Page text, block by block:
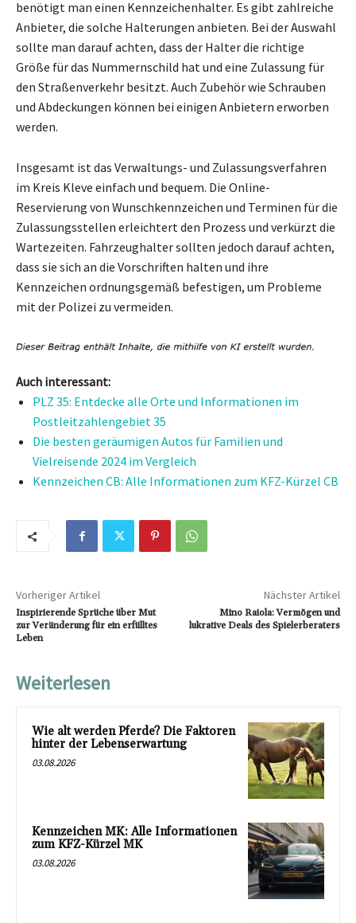
benötigt man einen Kennzeichenhalter. Es gibt zahlreiche
Anbieter, die solche Halterungen anbieten. Bei der Auswahl
sollte man darauf achten, dass der Halter die richtige
Größe für das Nummernschild hat und eine Zulassung für
den Straßenverkehr besitzt. Auch Zubehör wie Schrauben
und Abdeckungen können bei einigen Anbietern erworben
werden.
Insgesamt ist das Verwaltungs- und Zulassungsverfahren
im Kreis Kleve einfach und bequem. Die Online-
Reservierung von Wunschkennzeichen und Terminen für die
Zulassungsstellen erleichtert den Prozess und verkürzt die
Wartezeiten. Fahrzeughalter sollten jedoch darauf achten,
dass sie sich an die Vorschriften halten und ihre
Kennzeichen ordnungsgemäß befestigen, um Probleme
mit der Polizei zu vermeiden.
Auch interessant:
PLZ 35: Entdecke alle Orte und Informationen im
Postleitzahlengebiet 35
Die besten geräumigen Autos für Familien und
Vielreisende 2024 im Vergleich
Kennzeichen CB: Alle Informationen zum KFZ-Kürzel CB
Vorheriger Artikel
Inspirierende Sprüche über Mut
zur Veränderung für ein erfülltes
Leben
Nächster Artikel
Mino Raiola: Vermögen und
lukrative Deals des Spielerberaters
Weiterlesen
Wie alt werden Pferde? Die Faktoren
hinter der Lebenserwartung
03.08.2026
Kennzeichen MK: Alle Informationen
zum KFZ-Kürzel MK
03.08.2026